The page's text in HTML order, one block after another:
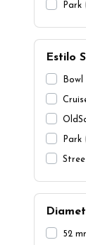
Park
Estilo
Bowl
Park
52